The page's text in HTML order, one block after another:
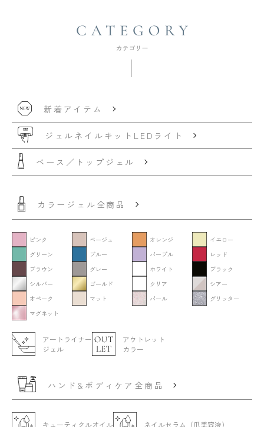
新着アイテム
ジェルネイルキット LEDライト
ベース／トップジェル
カラージェル全商品
ピンク ベージュ オレンジ
イエロー
グリーン
ブルー パープル
レッド
ブラウン
グレー ホワイト
ブラック
シルバー
ゴールド クリア
シアー
オペーク
マット パール
グリッター
マグネット
アートライナー
ジェル
アウトレット
カラー
ハンド&ボディケア全商品
キューティクルオイル ネイルセラム（爪美容液）